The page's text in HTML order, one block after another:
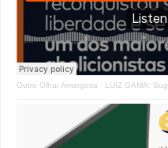
Outro Olhar Amargosa · LUIZ GAMA: